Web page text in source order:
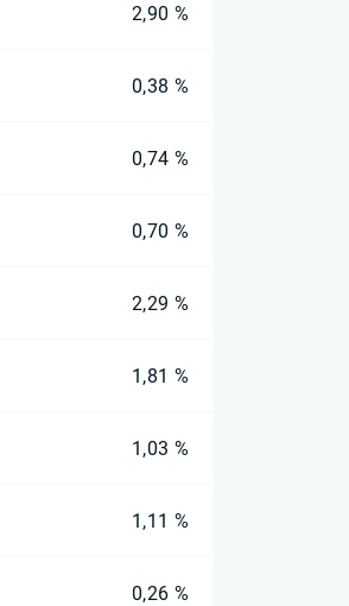
2,90 %
0,38 %
0,74 %
0,70 %
2,29 %
1,81 %
1,03 %
1,11 %
0,26 %